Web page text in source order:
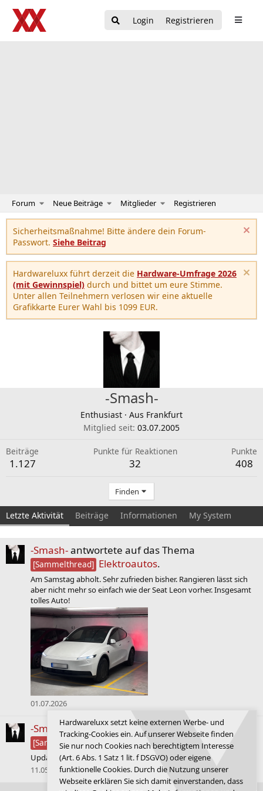
Login Registrieren
Forum Neue Beiträge Mitglieder Registrieren
Sicherheitsmaßnahme! Bitte ändere dein Forum-
Passwort. Siehe Beitrag
Hardwareluxx führt derzeit die Hardware-Umfrage 2026
(mit Gewinnspiel) durch und bittet um eure Stimme.
Unter allen Teilnehmern verlosen wir eine aktuelle
Grafikkarte Eurer Wahl bis 1099 EUR.
-Smash-
Enthusiast · Aus Frankfurt
Mitglied seit 03.07.2005
Beiträge
1.127
Punkte für Reaktionen
32
Punkte
408
Finden
Letzte Aktivität Beiträge Informationen My System
-Smash-antwortete auf das Thema
[Sammelthread] Elektroautos.
Am Samstag abholt. Sehr zufrieden bisher. Rangieren lässt sich
aber nicht mehr so einfach wie der Seat Leon vorher. Insgesamt
tolles Auto!
01.07.2026
-Smash-antwortete auf das Thema
[Sammelthread] Automobile .
Update: Ist heute für 9k verkauft worden.
11.05.2026
Hardwareluxx setzt keine externen Werbe- und
Tracking-Cookies ein. Auf unserer Webseite finden
Sie nur noch Cookies nach berechtigtem Interesse
(Art. 6 Abs. 1 Satz 1 lit. f DSGVO) oder eigene
funktionelle Cookies. Durch die Nutzung unserer
Webseite erklären Sie sich damit einverstanden, dass